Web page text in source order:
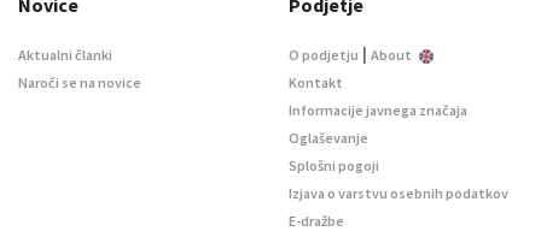
Aktualni članki
Naroči se na novice
O podjetju | About
Kontakt
Informacije javnega značaja
Oglaševanje
Splošni pogoji
Izjava o varstvu osebnih podatkov
E-dražbe